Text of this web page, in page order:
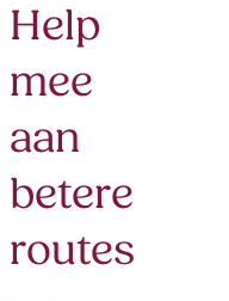
Help
mee
aan
betere
routes